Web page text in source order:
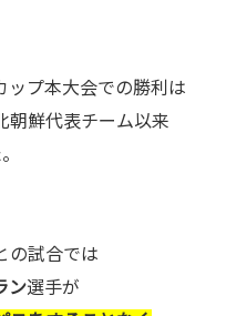
ップ本大会での勝利は
朝鮮代表チーム以来
の試合では
ン選手が